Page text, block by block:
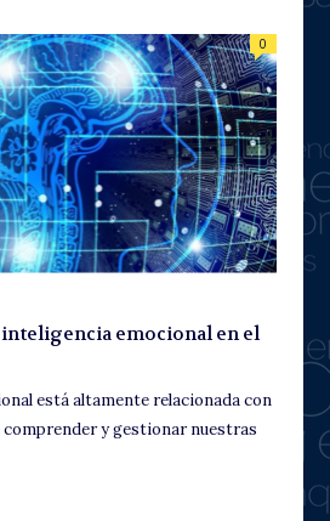
0
emocional en el
está altamente relacionada con
comprender y gestionar nuestras